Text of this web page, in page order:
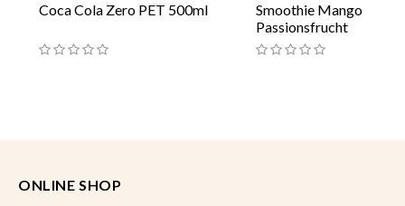
Coca Cola Zero PET 500ml
Smoothie Mango
Passionsfrucht
ONLINE SHOP